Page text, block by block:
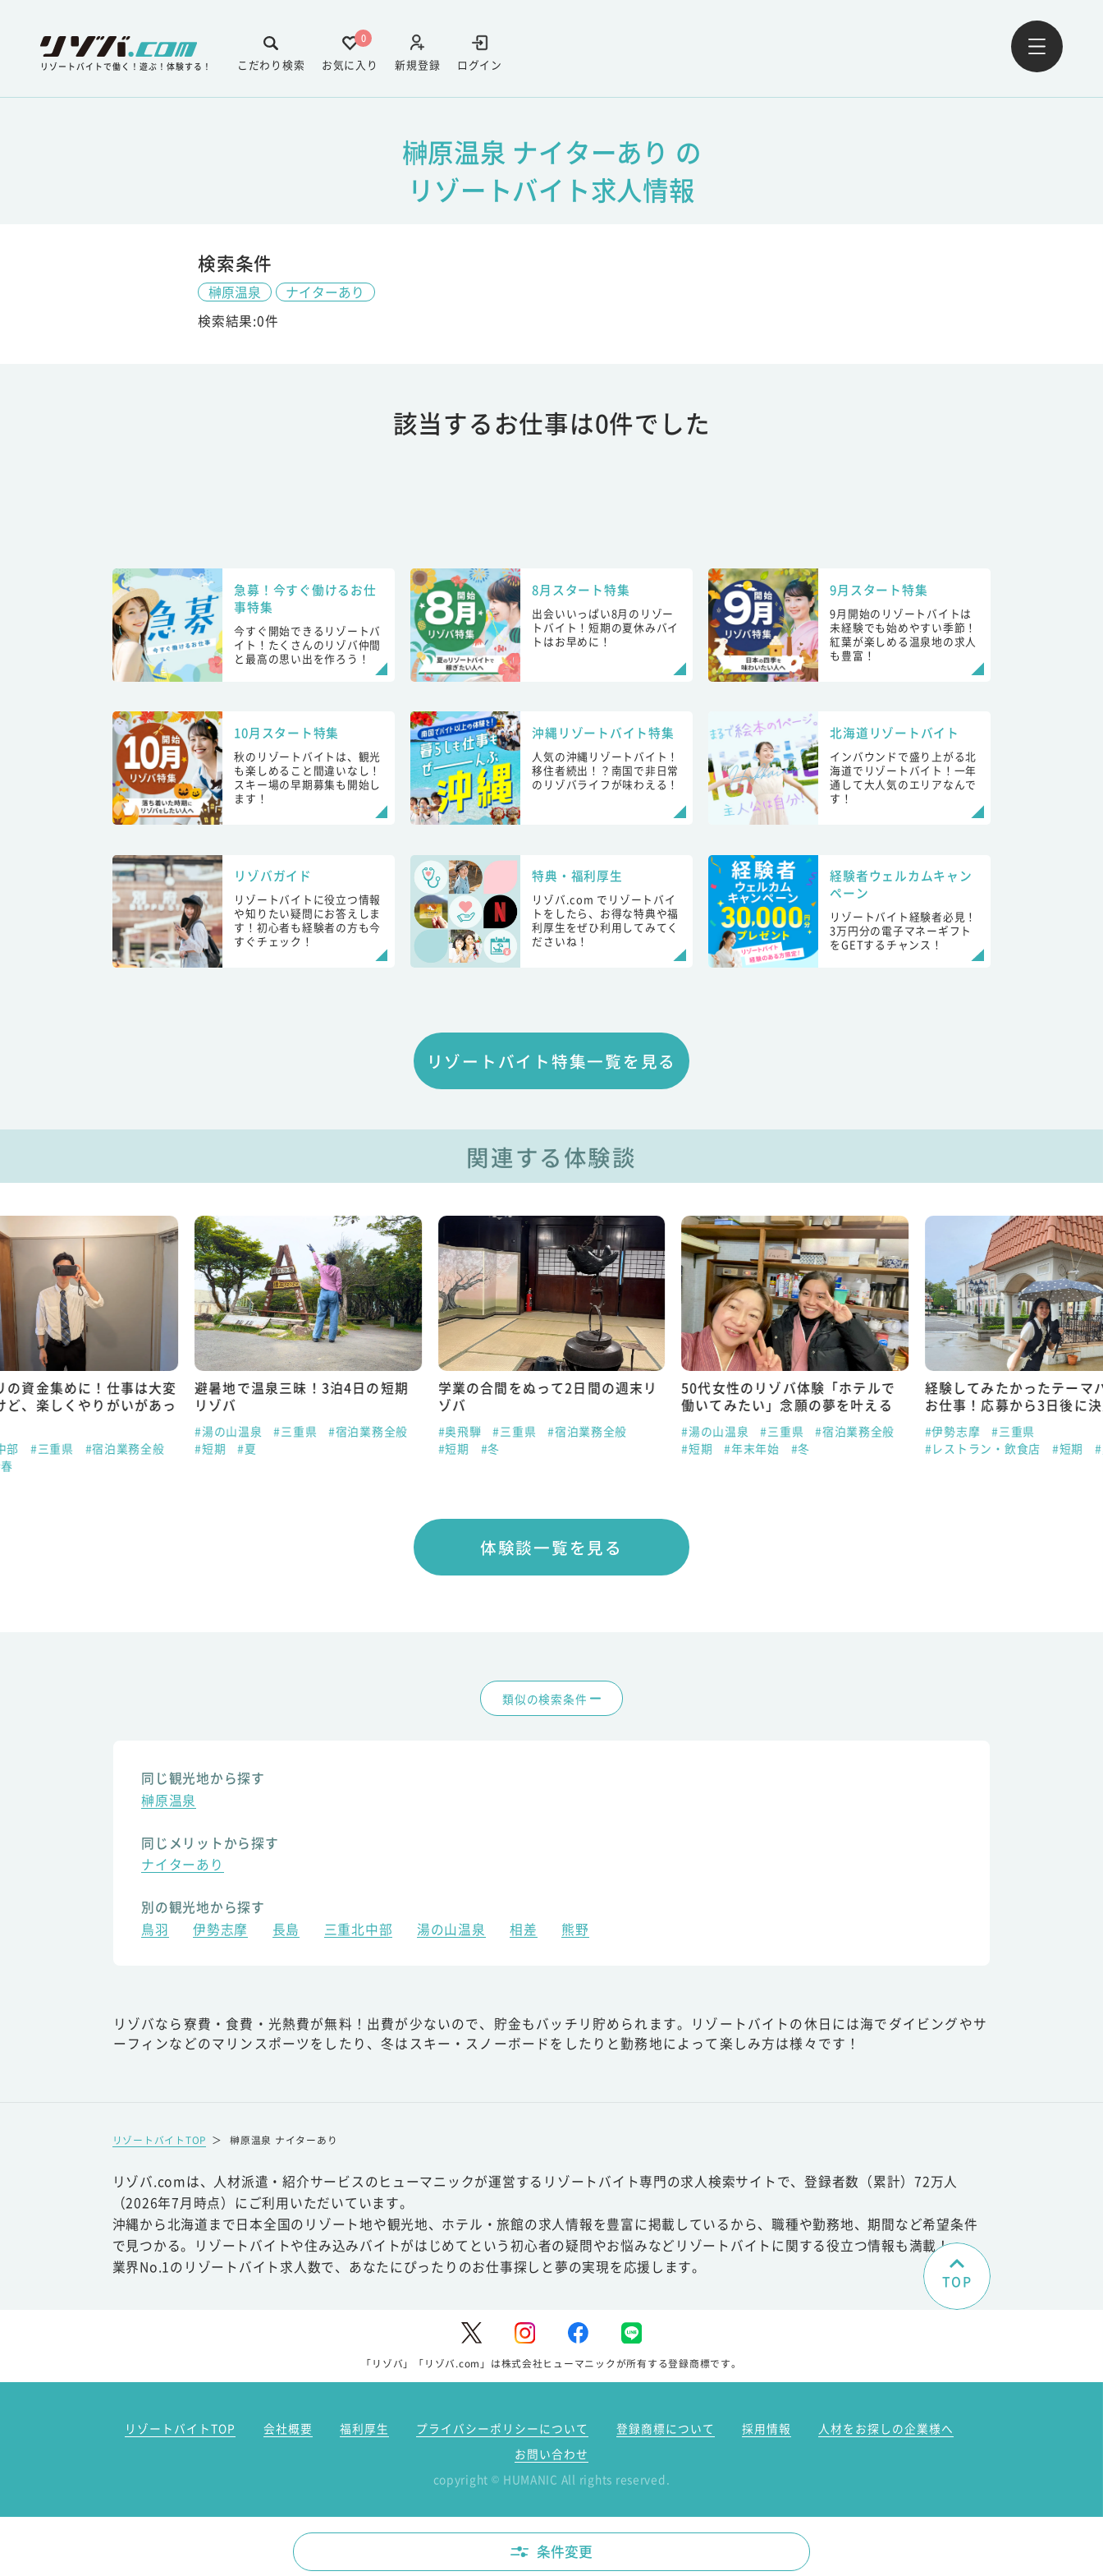
リゾートバイトで働く！遊ぶ！体験する！ ログイン
新規登録
0
お気に入り
こだわり検索
榊原温泉 ナイターあり の
リゾートバイト求人情報
検索条件
榊原温泉
ナイターあり
検索結果:0件
該当するお仕事は0件でした
急募！今すぐ働けるお仕
事特集
今すぐ開始できるリゾートバ
イト！たくさんのリゾバ仲間
と最高の思い出を作ろう！
8月スタート特集
出会いいっぱい8月のリゾー
トバイト！短期の夏休みバイ
トはお早めに！
9月スタート特集
9月開始のリゾートバイトは
未経験でも始めやすい季節！
紅葉が楽しめる温泉地の求人
も豊富！
10月スタート特集
秋のリゾートバイトは、観光
も楽しめること間違いなし！
スキー場の早期募集も開始し
ます！
沖縄リゾートバイト特集
人気の沖縄リゾートバイト！
移住者続出！？南国で非日常
のリゾバライフが味わえる！
北海道リゾートバイト
インバウンドで盛り上がる北
海道でリゾートバイト！一年
通して大人気のエリアなんで
す！
リゾバガイド
リゾートバイトに役立つ情報
や知りたい疑問にお答えしま
す！初心者も経験者の方も今
すぐチェック！
特典・福利厚生
リゾバ.com でリゾートバイ
トをしたら、お得な特典や福
利厚生をぜひ利用してみてく
ださいね！
経験者ウェルカムキャン
ペーン
リゾートバイト経験者必見！
3万円分の電子マネーギフト
をGETするチャンス！
リゾートバイト特集一覧を見る
関連する体験談
の資金集めに！仕事は大変
ど、楽しくやりがいがあっ
部 #三重県
#宿泊業務全般
避暑地で温泉三昧！3泊4日の短期
リゾバ
#湯の山温泉 #三重県
#宿泊業務全般
#短期
#夏
学業の合間をぬって2日間の週末リ
ゾバ
#奥飛騨 #三重県
#宿泊業務全般
#短期
#冬
50代女性のリゾバ体験「ホテルで
働いてみたい」念願の夢を叶える
#湯の山温泉 #三重県
#宿泊業務全般
#短期
#年末年始 #冬
経験してみたかったテーマ
お仕事！応募から3日後に
#伊勢志摩
#三重県
#レストラン・飲食店
#短期
体験談一覧を見る
類似の検索条件
同じ観光地から探す
榊原温泉
同じメリットから探す
ナイターあり
別の観光地から探す
鳥羽
伊勢志摩 長島 三重北中部 湯の山温泉 相差 熊野
リゾバなら寮費・食費・光熱費が無料！出費が少ないので、貯金もバッチリ貯められます。リゾートバイトの休日には海でダイビングやサ
ーフィンなどのマリンスポーツをしたり、冬はスキー・スノーボードをしたりと勤務地によって楽しみ方は様々です！
リゾートバイトTOP ＞ 榊原温泉 ナイターあり
リゾバ.comは、人材派遣・紹介サービスのヒューマニックが運営するリゾートバイト専門の求人検索サイトで、登録者数（累計）72万人
（2026年7月時点）にご利用いただいています。
沖縄から北海道まで日本全国のリゾート地や観光地、ホテル・旅館の求人情報を豊富に掲載しているから、職種や勤務地、期間など希望条件
で見つかる。リゾートバイトや住み込みバイトがはじめてという初心者の疑問やお悩みなどリゾートバイトに関する役立つ情報も満載！
業界No.1のリゾートバイト求人数で、あなたにぴったりのお仕事探しと夢の実現を応援します。
TOP
「リゾバ」「リゾバ.com」は株式会社ヒューマニックが所有する登録商標です。
リゾートバイトTOP 会社概要 福利厚生 プライバシーポリシーについて 登録商標について 採用情報
人材をお探しの企業様へ
お問い合わせ
copyright © HUMANIC All rights reserved.
条件変更